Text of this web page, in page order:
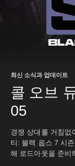
최신 소식과 업데이트
콜 오브
05
경쟁 상대를 거침없
티: 블랙 옵스 7 시
해 로드아웃을 준비